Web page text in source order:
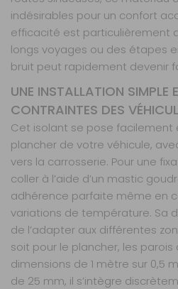
indésirables pour un confort
efficacité est particulièrement
longs voyages ou des étapes
bruit peut rapidement devenir
UNE INSTALLATION SIMPLE
CONTRAINTES DES
Cet isolant se pose facilement
plancher de votre véhicule,
vers la carrosserie. Pour une
coller à l’aide d’un mastic
adhérence parfaite même en
variations de température. Sa
de l’adapter aux différentes
soit pour le plancher, les
dimensions de 1 mètre sur 0,5
de 25 mm, il s’intègre